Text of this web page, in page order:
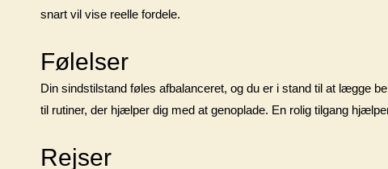
snart vil vise reelle fordele.
Følelser
Din sindstilstand føles afbalanceret, og du er i stand til at lægge
til rutiner, der hjælper dig med at genoplade. En rolig tilgang
Rejser